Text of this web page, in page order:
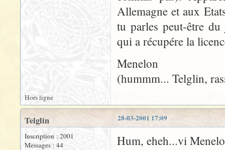
Allemagne et aux
tu parles peut-être
qui a récupére la
Menelon
(hummm... Telglin,
Hors ligne
28-03-2001 17:09
Telglin
Inscription : 2001
Messages : 44
Hum, eheh...vi